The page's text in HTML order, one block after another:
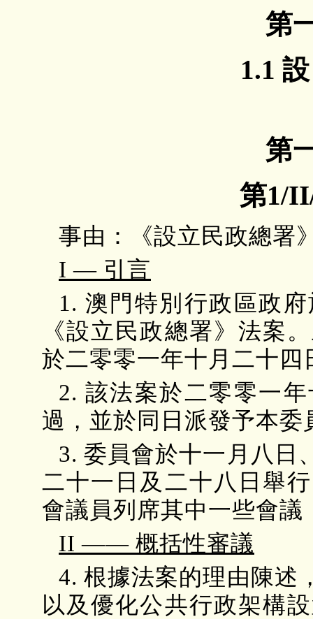
第
1.1
第
第1/
事由：《設立民政總署
I — 引言
1. 澳門特別行政區政
《設立民政總署》法案
於二零零一年十月二十四
2. 該法案於二零零一
過，並於同日派發予本
3. 委員會於十一月八日
二十一日及二十八日舉
會議員列席其中一些會議
II —— 概括性審議
4. 根據法案的理由陳述
以及優化公共行政架構